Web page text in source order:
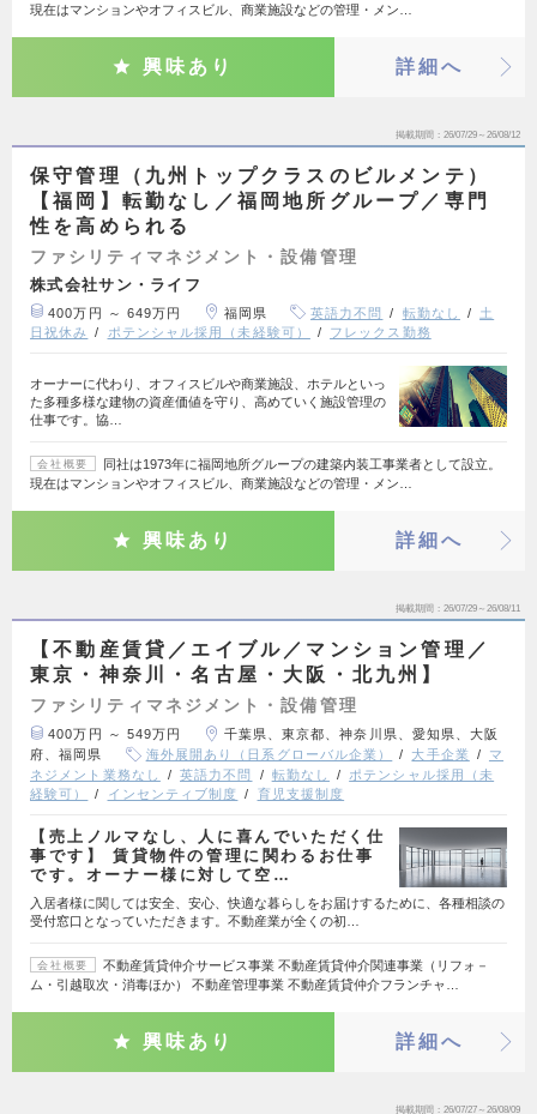
現在はマンションやオフィスビル、商業施設などの管理・メン…
興味あり 詳細へ
掲載期間 26/07/29～26/08/12
保守管理（九州トップクラスのビルメンテ）
【福岡】転勤なし／福岡地所グループ／専門
性を高められる
ファシリティマネジメント・設備管理
株式会社サン・ライフ
400万円 ～ 649万円 福岡県 英語力不問 転勤なし
土
日祝休み
ポテンシャル採用（未経験可） フレックス勤務
オーナーに代わり、オフィスビルや商業施設、ホテルといっ
た多種多様な建物の資産価値を守り、高めていく施設管理の
仕事です。協…
会社概要
同社は1973年に福岡地所グループの建築内装工事業者として設立。
現在はマンションやオフィスビル、商業施設などの管理・メン…
興味あり 詳細へ
掲載期間 26/07/29～26/08/11
【不動産賃貸／エイブル／マンション管理／
東京・神奈川・名古屋・大阪・北九州】
ファシリティマネジメント・設備管理
400万円 ～ 549万円
千葉県、東京都、神奈川県、愛知県、大阪
府、福岡県
海外展開あり（日系グローバル企業） 大手企業
マ
ネジメント業務なし
英語力不問 転勤なし
ポテンシャル採用（未
経験可）
インセンティブ制度 育児支援制度
【売上ノルマなし、人に喜んでいただく仕
事です】 賃貸物件の管理に関わるお仕事
です。オーナー様に対して空…
入居者様に関しては安全、安心、快適な暮らしをお届けするために、各種相談の
受付窓口となっていただきます。不動産業が全くの初…
会社概要
不動産賃貸仲介サービス事業 不動産賃貸仲介関連事業（リフォ－
ム・引越取次・消毒ほか） 不動産管理事業 不動産賃貸仲介フランチャ…
興味あり 詳細へ
掲載期間 26/07/27～26/08/09